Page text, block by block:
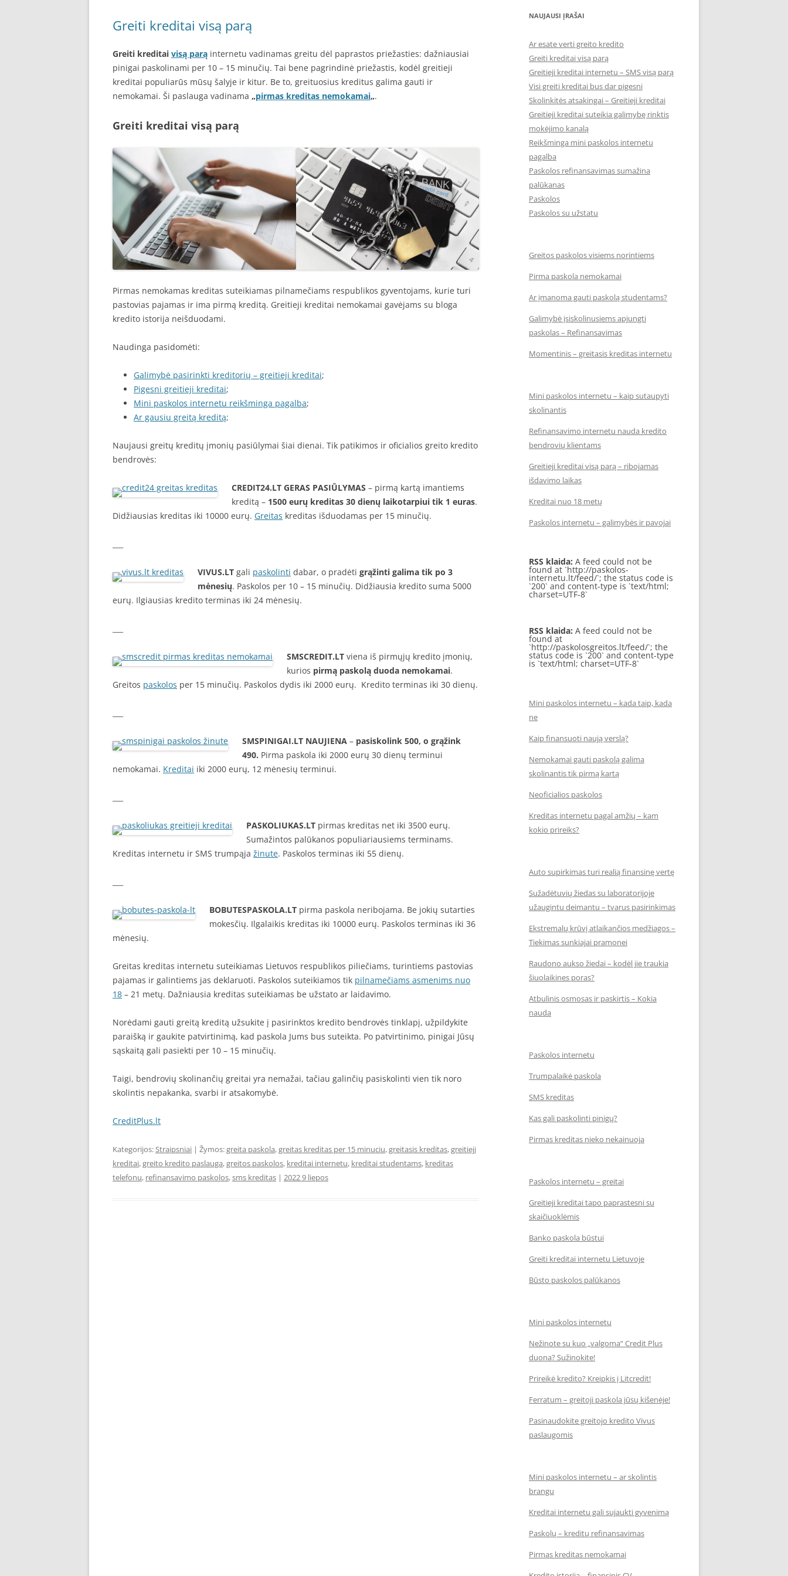
Greiti kreditai visą parą
Greiti kreditai visą parą internetu vadinamas greitu dėl paprastos priežasties: dažniausiai
pinigai paskolinami per 10 – 15 minučių. Tai bene pagrindinė priežastis, kodėl greitieji
kreditai populiarūs mūsų šalyje ir kitur. Be to, greituosius kreditus galima gauti ir
nemokamai. Ši paslauga vadinama „pirmas kreditas nemokamai„.
Greiti kreditai visą parą
Pirmas nemokamas kreditas suteikiamas pilnamečiams respublikos gyventojams, kurie turi
pastovias pajamas ir ima pirmą kreditą. Greitieji kreditai nemokamai gavėjams su bloga
kredito istorija neišduodami.
Naudinga pasidomėti:
Galimybė pasirinkti kreditorių – greitieji kreditai;
Pigesni greitieji kreditai;
Mini paskolos internetu reikšminga pagalba;
Ar gausiu greitą kreditą;
Naujausi greitų kreditų įmonių pasiūlymai šiai dienai. Tik patikimos ir oficialios greito kredito
bendrovės:
CREDIT24.LT GERAS PASIŪLYMAS – pirmą kartą imantiems
kreditą – 1500 eurų kreditas 30 dienų laikotarpiui tik 1 euras.
Didžiausias kreditas iki 10000 eurų. Greitas kreditas išduodamas per 15 minučių.
VIVUS.LT gali paskolinti dabar, o pradėti grąžinti galima tik po 3
mėnesių. Paskolos per 10 – 15 minučių. Didžiausia kredito suma 5000
eurų. Ilgiausias kredito terminas iki 24 mėnesių.
SMSCREDIT.LT viena iš pirmųjų kredito įmonių,
kurios pirmą paskolą duoda nemokamai.
Greitos paskolos per 15 minučių. Paskolos dydis iki 2000 eurų. Kredito terminas iki 30 dienų.
SMSPINIGAI.LT NAUJIENA – pasiskolink 500, o grąžink
490. Pirma paskola iki 2000 eurų 30 dienų terminui
nemokamai. Kreditai iki 2000 eurų, 12 mėnesių terminui.
PASKOLIUKAS.LT pirmas kreditas net iki 3500 eurų.
Sumažintos palūkanos populiariausiems terminams.
Kreditas internetu ir SMS trumpąja žinute. Paskolos terminas iki 55 dienų.
BOBUTESPASKOLA.LT pirma paskola neribojama. Be jokių sutarties
mokesčių. Ilgalaikis kreditas iki 10000 eurų. Paskolos terminas iki 36
mėnesių.
Greitas kreditas internetu suteikiamas Lietuvos respublikos piliečiams, turintiems pastovias
pajamas ir galintiems jas deklaruoti. Paskolos suteikiamos tik pilnamečiams asmenims nuo
18 – 21 metų. Dažniausia kreditas suteikiamas be užstato ar laidavimo.
Norėdami gauti greitą kreditą užsukite į pasirinktos kredito bendrovės tinklapį, užpildykite
paraišką ir gaukite patvirtinimą, kad paskola Jums bus suteikta. Po patvirtinimo, pinigai Jūsų
sąskaitą gali pasiekti per 10 – 15 minučių.
Taigi, bendrovių skolinančių greitai yra nemažai, tačiau galinčių pasiskolinti vien tik noro
skolintis nepakanka, svarbi ir atsakomybė.
CreditPlus.lt
Kategorijos:Straipsniai | Žymos:greita paskola,greitas kreditas per 15 minuciu,greitasis kreditas,greitieji
kreditai,greito kredito paslauga,greitos paskolos, kreditai internetu, kreditai studentams, kreditas
telefonu, refinansavimo paskolos,sms kreditas | 2022 9 liepos
NAUJAUSI ĮRAŠAI
Ar esate verti greito kredito
Greiti kreditai visą parą
Greitieji kreditai internetu – SMS visą parą
Visi greiti kreditai bus dar pigesni
Skolinkitės atsakingai – Greitieji kreditai
Greitieji kreditai suteikia galimybę rinktis
mokėjimo kanalą
Reikšminga mini paskolos internetu
pagalba
Paskolos refinansavimas sumažina
palūkanas
Paskolos
Paskolos su užstatu
Greitos paskolos visiems norintiems
Pirma paskola nemokamai
Ar įmanoma gauti paskolą studentams?
Galimybė įsiskolinusiems apjungti
paskolas – Refinansavimas
Momentinis – greitasis kreditas internetu
Mini paskolos internetu – kaip sutaupyti
skolinantis
Refinansavimo internetu nauda kredito
bendrovių klientams
Greitieji kreditai visą parą – ribojamas
išdavimo laikas
Kreditai nuo 18 metų
Paskolos internetu – galimybės ir pavojai
RSS klaida: A feed could not be
found at `http://paskolos-
internetu.lt/feed/`; the status code is
`200` and content-type is `text/html;
charset=UTF-8`
RSS klaida: A feed could not be
found at
`http://paskolosgreitos.lt/feed/`; the
status code is `200` and content-type
is `text/html; charset=UTF-8`
Mini paskolos internetu – kada taip, kada
ne
Kaip finansuoti naują verslą?
Nemokamai gauti paskolą galima
skolinantis tik pirmą kartą
Neoficialios paskolos
Kreditas internetu pagal amžių – kam
kokio prireiks?
Auto supirkimas turi realią finansinę vertę
Sužadėtuvių žiedas su laboratorijoje
užaugintu deimantu – tvarus pasirinkimas
Ekstremalų krūvį atlaikančios medžiagos –
Tiekimas sunkiajai pramonei
Raudono aukso žiedai – kodėl jie traukia
šiuolaikines poras?
Atbulinis osmosas ir paskirtis – Kokia
nauda
Paskolos internetu
Trumpalaikė paskola
SMS kreditas
Kas gali paskolinti pinigų?
Pirmas kreditas nieko nekainuoja
Paskolos internetu – greitai
Greitieji kreditai tapo paprastesni su
skaičiuoklėmis
Banko paskola būstui
Greiti kreditai internetu Lietuvoje
Būsto paskolos palūkanos
Mini paskolos internetu
Nežinote su kuo „valgoma“ Credit Plus
duona? Sužinokite!
Prireikė kredito? Kreipkis į Litcredit!
Ferratum – greitoji paskola jūsų kišenėje!
Pasinaudokite greitojo kredito Vivus
paslaugomis
Mini paskolos internetu – ar skolintis
brangu
Kreditai internetu gali sujaukti gyvenimą
Paskolų – kreditų refinansavimas
Pirmas kreditas nemokamai